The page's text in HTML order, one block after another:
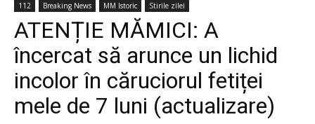
112 Breaking News MM Istoric Stirile zilei
ATENȚIE MĂMICI: A
încercat să arunce un lichid
incolor în căruciorul fetiței
mele de 7 luni (actualizare)